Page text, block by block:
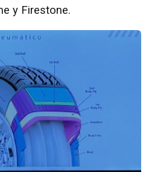
y Firestone.